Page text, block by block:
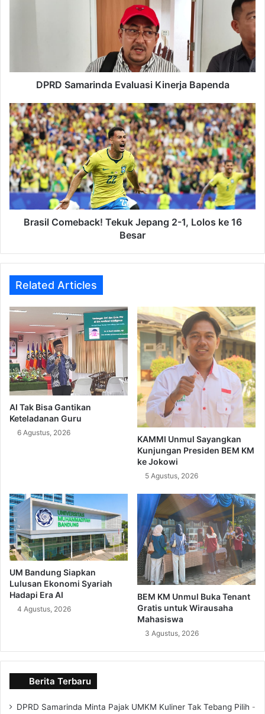
DPRD Samarinda Evaluasi Kinerja Bapenda
Brasil
Comeback!
Tekuk
Jepang
2-
1,
Lolos
ke
16
BesarBrasil Comeback! Tekuk Jepang 2-1, Lolos ke 16
Besar
Related Articles
AI Tak Bisa Gantikan
Keteladanan Guru
6 Agustus, 2026
KAMMI Unmul Sayangkan
Kunjungan Presiden BEM KM
ke Jokowi
5 Agustus, 2026
UM Bandung Siapkan
Lulusan Ekonomi Syariah
Hadapi Era AI
4 Agustus, 2026
BEM KM Unmul Buka Tenant
Gratis untuk Wirausaha
Mahasiswa
3 Agustus, 2026
Berita Terbaru
DPRD Samarinda Minta Pajak UMKM Kuliner Tak Tebang Pilih